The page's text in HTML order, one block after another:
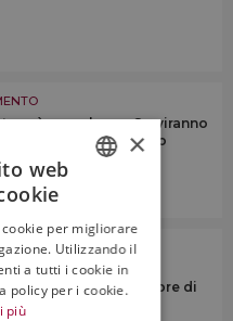
è complesso. Serviranno
e “anima”, citando
di riunire le
sotto un numero minore di
ENGLISH
×
web
per migliorare
Utilizzando il
a tutti i cookie in
policy per i cookie.
più